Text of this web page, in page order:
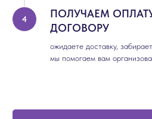
ПОЛУЧАЕМ
ДОГОВОРУ
ожидаете доставку,
мы помогаем вам